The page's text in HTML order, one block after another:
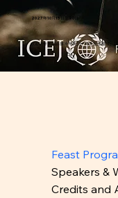
2027年10月15日至20日
欢迎明年来耶路撒冷与我们一同庆祝住棚节。
Feast
Speakers &
Credits and